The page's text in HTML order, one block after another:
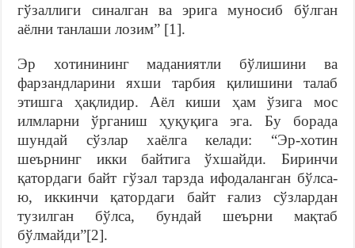
гўзаллиги синалган ва эрига муносиб бўлган
аёлни танлаши лозим” [1].
Эр хотинининг маданиятли бўлишини ва
фарзандларини яхши тарбия қилишини талаб
этишга ҳақлидир. Аёл киши ҳам ўзига мос
илмларни ўрганиш ҳуқуқига эга. Бу борада
шундай сўзлар хаёлга келади: “Эр-хотин
шеърнинг икки байтига ўхшайди. Биринчи
қатордаги байт гўзал тарзда ифодаланган бўлса-
ю, иккинчи қатордаги байт ғализ сўзлардан
тузилган бўлса, бундай шеърни мақтаб
бўлмайди”[2].